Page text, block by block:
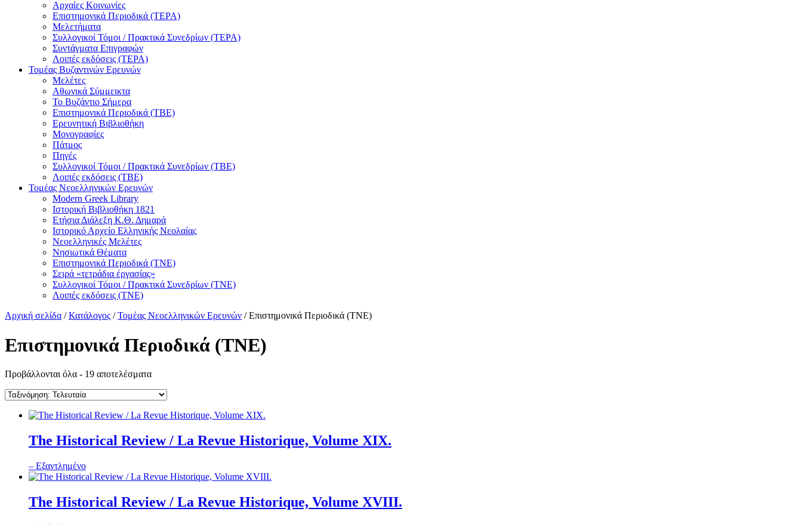
Αρχαίες Κοινωνίες
Επιστημονικά Περιοδικά (ΤΕΡΑ)
Μελετήματα
Συλλογικοί Τόμοι / Πρακτικά Συνεδρίων (ΤΕΡΑ)
Συντάγματα Επιγραφών
Λοιπές εκδόσεις (ΤΕΡΑ)
Τομέας Βυζαντινών Ερευνών
Μελέτες
Αθωνικά Σύμμεικτα
Το Βυζάντιο Σήμερα
Επιστημονικά Περιοδικά (ΤΒΕ)
Ερευνητική Βιβλιοθήκη
Μονογραφίες
Πάτμος
Πηγές
Συλλογικοί Τόμοι / Πρακτικά Συνεδρίων (ΤΒΕ)
Λοιπές εκδόσεις (ΤΒΕ)
Τομέας Νεοελληνικών Ερευνών
Modern Greek Library
Ιστορική Βιβλιοθήκη 1821
Eτήσια Διάλεξη K.Θ. Δημαρά
Ιστορικό Αρχείο Ελληνικής Νεολαίας
Νεοελληνικές Μελέτες
Νησιωτικά Θέματα
Επιστημονικά Περιοδικά (ΤΝΕ)
Σειρά «τετράδια ἐργασίας»
Συλλογικοί Τόμοι / Πρακτικά Συνεδρίων (ΤΝΕ)
Λοιπές εκδόσεις (ΤΝΕ)
Αρχική σελίδα /Κατάλογος /Τομέας Νεοελληνικών Ερευνών / Επιστημονικά Περιοδικά (ΤΝΕ)
Επιστημονικά Περιοδικά (ΤΝΕ)
Προβάλλονται όλα - 19 αποτελέσματαSorted
latest
The Historical Review / La Revue Historique, Volume XIX.
– Εξαντλημένο
The Historical Review / La Revue Historique, Volume XVIII.